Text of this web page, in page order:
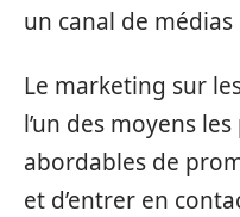
un canal de médias
Le marketing sur
l’un des moyens
abordables de
et d’entrer en